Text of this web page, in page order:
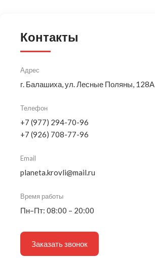
Контакты
Адрес
г. Балашиха, ул. Лесные Поляны, 128А
Телефон
+7 (977) 294-70-96
+7 (926) 708-77-96
Email
planeta.krovli@mail.ru
Время работы
Пн–Пт: 08:00 – 20:00
Заказать звонок